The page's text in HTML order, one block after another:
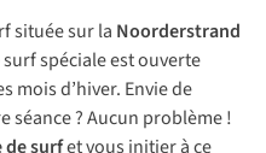
située sur la Noorderstrand
surf spéciale est ouverte
mois d’hiver. Envie de
séance ? Aucun problème !
de surfet vous initier à ce